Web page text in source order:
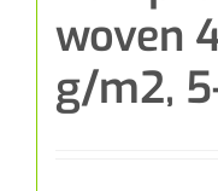
woven
g/m2,